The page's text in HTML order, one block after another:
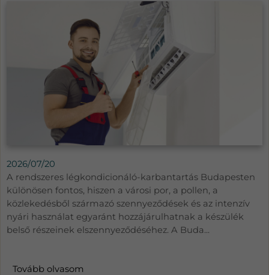
2026/07/20
A rendszeres légkondicionáló-karbantartás Budapesten
különösen fontos, hiszen a városi por, a pollen, a
közlekedésből származó szennyeződések és az intenzív
nyári használat egyaránt hozzájárulhatnak a készülék
belső részeinek elszennyeződéséhez. A Buda...
Tovább olvasom